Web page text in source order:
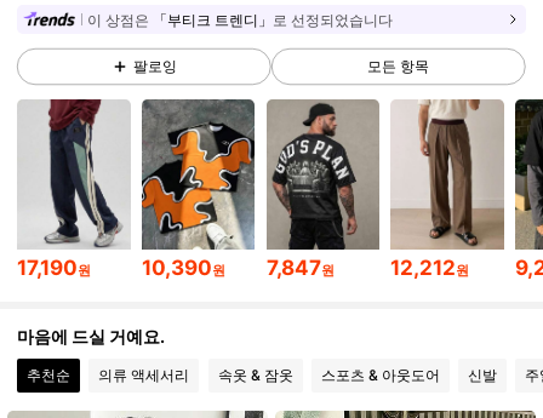
4.81 140K 팔로워
4.81 140K 팔로워
4.81 140K 팔로워
이 상점은 「부티크 트렌디」 로 선정되었습니다
팔로잉 모든 항목
17,190원 10,390원 7,847원 12,212원
마음에 드실 거예요.
추천순 의류 액세서리 속옷 & 잠옷 스포츠 & 아웃도어 신발